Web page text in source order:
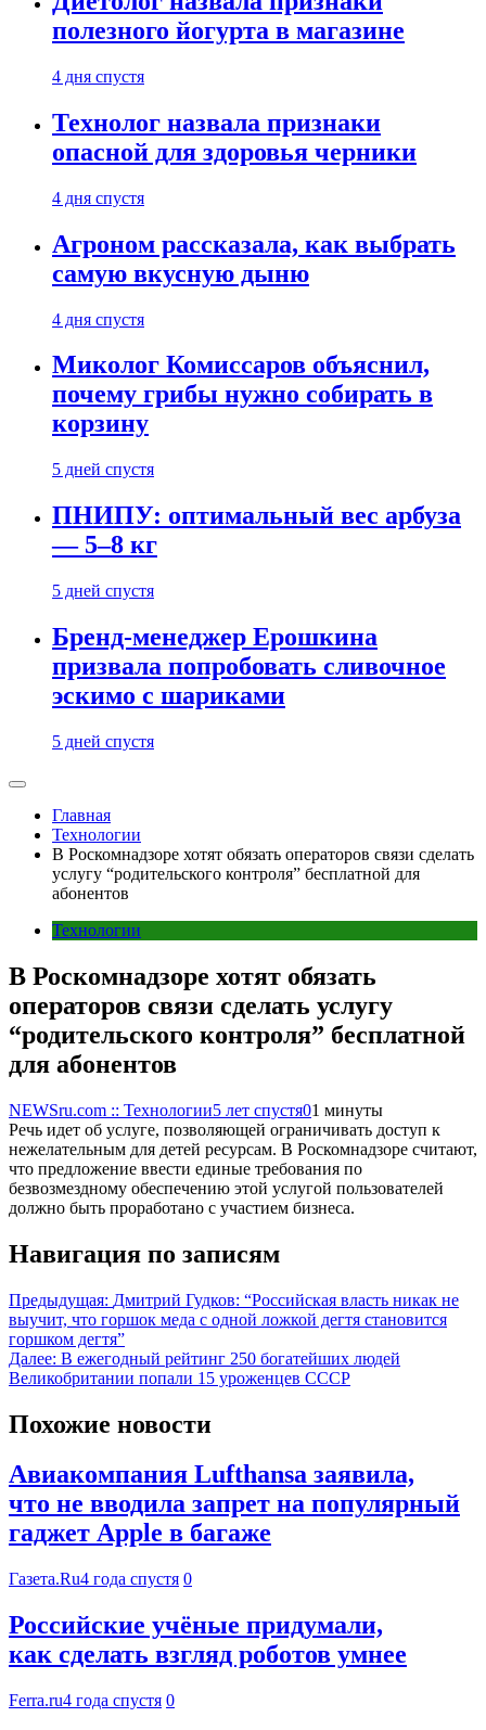
полезного йогурта в магазине
4 дня спустя
Технолог назвала признаки
опасной для здоровья черники
4 дня спустя
Агроном рассказала, как выбрать
самую вкусную дыню
4 дня спустя
Миколог Комиссаров объяснил,
почему грибы нужно собирать в
корзину
5 дней спустя
ПНИПУ: оптимальный вес арбуза
— 5–8 кг
5 дней спустя
Бренд-менеджер Ерошкина
призвала попробовать сливочное
эскимо с шариками
5 дней спустя
Главная
Технологии
В Роскомнадзоре хотят обязать операторов связи сделать
услугу “родительского контроля” бесплатной для
абонентов
Технологии
В Роскомнадзоре хотят обязать
операторов связи сделать услугу
“родительского контроля” бесплатной
для абонентов
NEWSru.com :: Технологии5 лет спустя01 минуты
Речь идет об услуге, позволяющей ограничивать доступ к
нежелательным для детей ресурсам. В Роскомнадзоре считают,
что предложение ввести единые требования по
безвозмездному обеспечению этой услугой пользователей
должно быть проработано с участием бизнеса.
Навигация по записям
Предыдущая: Дмитрий Гудков: “Российская власть никак не
выучит, что горшок меда с одной ложкой дегтя становится
горшком дегтя”
Далее: В ежегодный рейтинг 250 богатейших людей
Великобритании попали 15 уроженцев СССР
Похожие новости
Авиакомпания Lufthansa заявила,
что не вводила запрет на популярный
гаджет Apple в багаже
Газета.Ru4 года спустя 0
Российские учёные придумали,
как сделать взгляд роботов умнее
Ferra.ru4 года спустя 0